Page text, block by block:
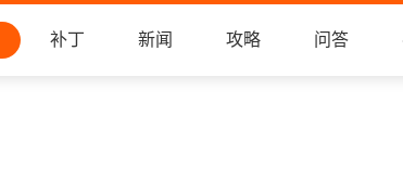
补丁 新闻 攻略 问答